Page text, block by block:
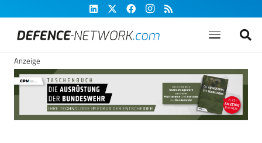
Anzeige